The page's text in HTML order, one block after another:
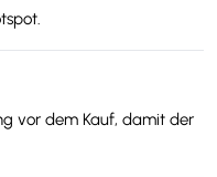
vor dem Kauf, damit der